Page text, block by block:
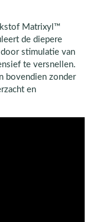
Matrixyl™
de diepere
stimulatie van
te versnellen.
bovendien zonder
en